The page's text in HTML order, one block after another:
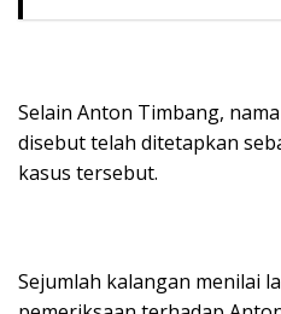
Selain Anton Timbang,
disebut telah ditetapkan
kasus tersebut.
Sejumlah kalangan menilai